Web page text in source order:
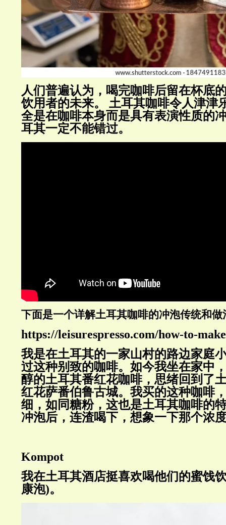
人们普遍认为，喝完咖啡后留在杯底
饮用者的未来。
土耳其咖啡令人津津
全是在咖啡本身而是具有表演性质的
耳其一定不能错过。
下面是一个详解土耳其咖啡的冲泡传统和
https://leisurespresso.com/how-to-
我是在土耳其的一家山村的路边家庭
过这种别致的咖啡。如今我坐在家中
醇的土耳其番红花咖啡，思绪回到了
红花萨番伯鲁古城。我买的这种咖啡
细，如同糖粉，这也是土耳其咖啡的
冲泡后，连渣喝下，想象一下那个浓
Kompot
我在土耳其酒店挺喜欢喝他们的蜜饯
康泡)。